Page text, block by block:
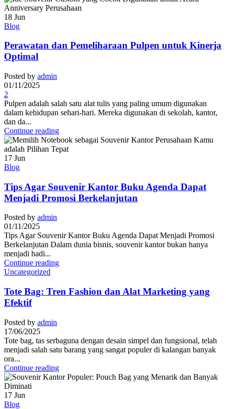
18 Jun
Blog
Perawatan dan Pemeliharaan Pulpen untuk Kinerja
Optimal
Posted by admin
01/11/2025
2
Pulpen adalah salah satu alat tulis yang paling umum digunakan
dalam kehidupan sehari-hari. Mereka digunakan di sekolah, kantor,
dan da...
Continue reading
17 Jun
Blog
Tips Agar Souvenir Kantor Buku Agenda Dapat
Menjadi Promosi Berkelanjutan
Posted by admin
01/11/2025
Tips Agar Souvenir Kantor Buku Agenda Dapat Menjadi Promosi
Berkelanjutan Dalam dunia bisnis, souvenir kantor bukan hanya
menjadi hadi...
Continue reading
Uncategorized
Tote Bag: Tren Fashion dan Alat Marketing yang
Efektif
Posted by admin
17/06/2025
Tote bag, tas serbaguna dengan desain simpel dan fungsional, telah
menjadi salah satu barang yang sangat populer di kalangan banyak
ora...
Continue reading
17 Jun
Blog